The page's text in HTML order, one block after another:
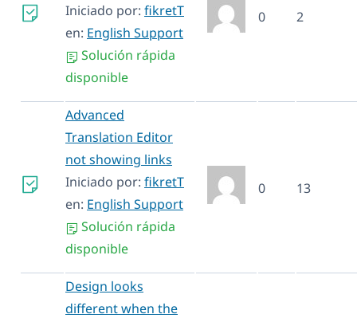
Iniciado por: fikretT
en: English Support
Solución rápida
disponible
0 2
Advanced
Translation Editor
not showing links
Iniciado por: fikretT
en: English Support
Solución rápida
disponible
0 13
Design looks
different when the